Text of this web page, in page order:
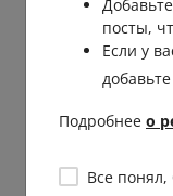
1 год назад
посты,
Если у
Подробнее о
Все